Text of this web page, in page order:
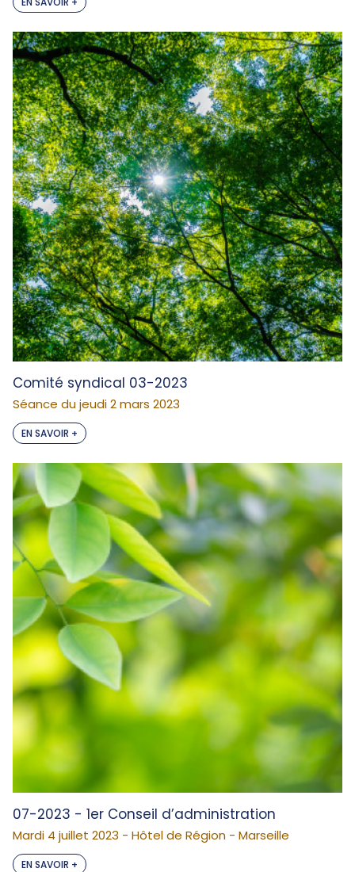
Comité syndical 03-2023
Séance du jeudi 2 mars 2023
EN SAVOIR +
07-2023 - 1er Conseil d’administration
Mardi 4 juillet 2023 - Hôtel de Région - Marseille
EN SAVOIR +